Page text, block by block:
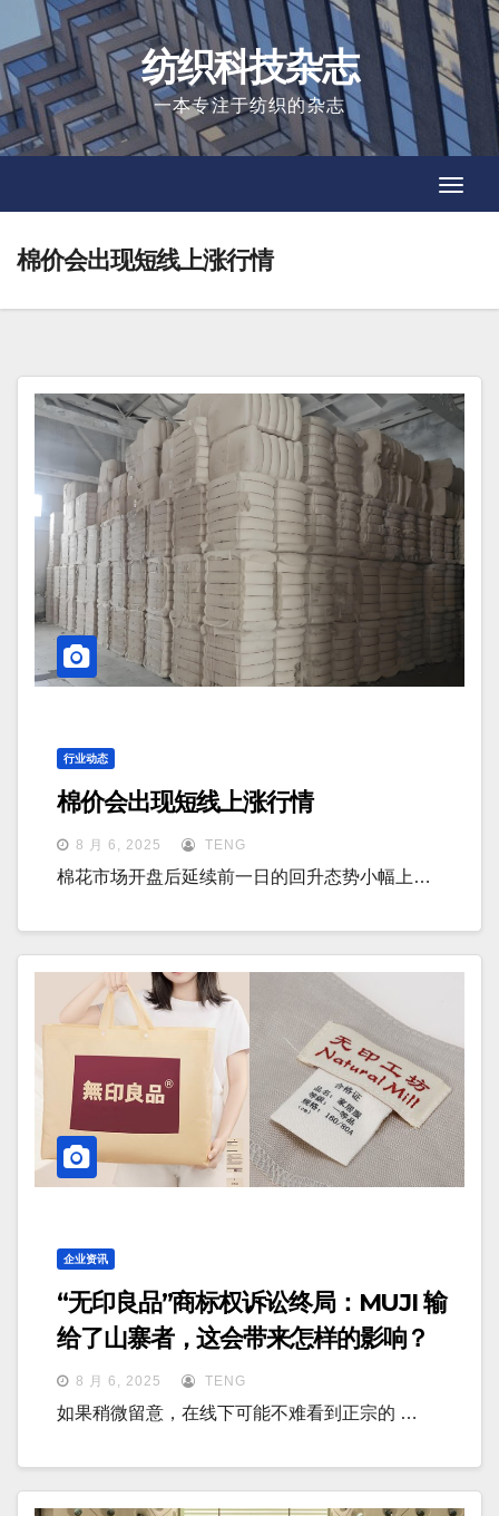
to
content
纺织科技杂志
一本专注于纺织的杂志
棉价会出现短线上涨行情
行业动态
棉价会出现短线上涨行情
8 月 6, 2025 TENG
棉花市场开盘后延续前一日的回升态势小幅上…
企业资讯
“无印良品”商标权诉讼终局：MUJI 输
给了山寨者，这会带来怎样的影响？
8 月 6, 2025 TENG
如果稍微留意，在线下可能不难看到正宗的 …